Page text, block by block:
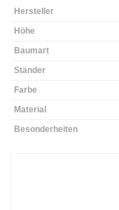
Hersteller
Höhe
Baumart
Ständer
Farbe
Material
Besonderheiten